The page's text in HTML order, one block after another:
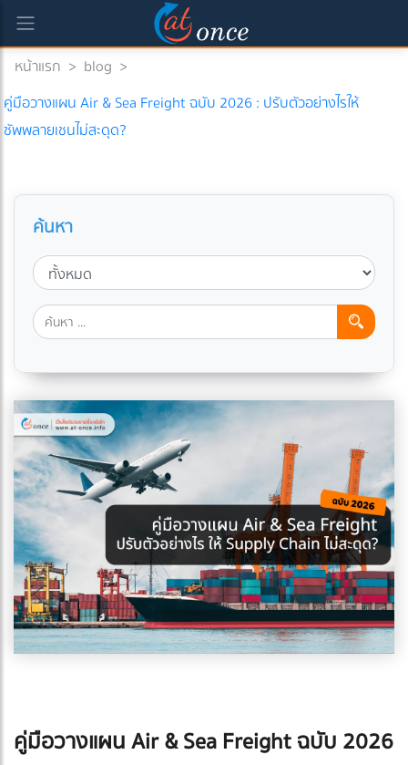
หน้าแรก > blog >
คู่มือวางแผน Air & Sea Freight ฉบับ 2026 : ปรับตัวอย่างไรให้
ซัพพลายเชนไม่สะดุด?
ค้นหา
คู่มือวางแผน Air & Sea Freight ฉบับ 2026